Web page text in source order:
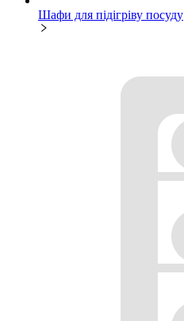
Шафи для підігріву посуду